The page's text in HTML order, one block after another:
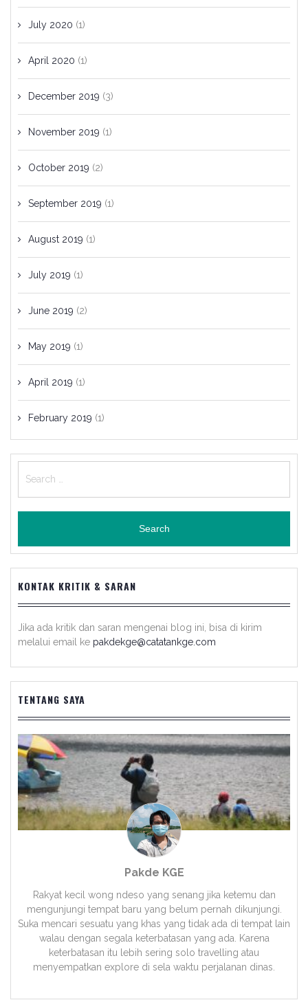
July 2020 (1)
April 2020 (1)
December 2019 (3)
November 2019 (1)
October 2019 (2)
September 2019 (1)
August 2019 (1)
July 2019 (1)
June 2019 (2)
May 2019 (1)
April 2019 (1)
February 2019 (1)
for:
KONTAK KRITIK & SARAN
Jika ada kritik dan saran mengenai blog ini, bisa di kirim
melalui email ke pakdekge@catatankge.com
TENTANG SAYA
Pakde KGE
Rakyat kecil wong ndeso yang senang jika ketemu dan
mengunjungi tempat baru yang belum pernah dikunjungi.
Suka mencari sesuatu yang khas yang tidak ada di tempat lain
walau dengan segala keterbatasan yang ada. Karena
keterbatasan itu lebih sering solo travelling atau
menyempatkan explore di sela waktu perjalanan dinas.